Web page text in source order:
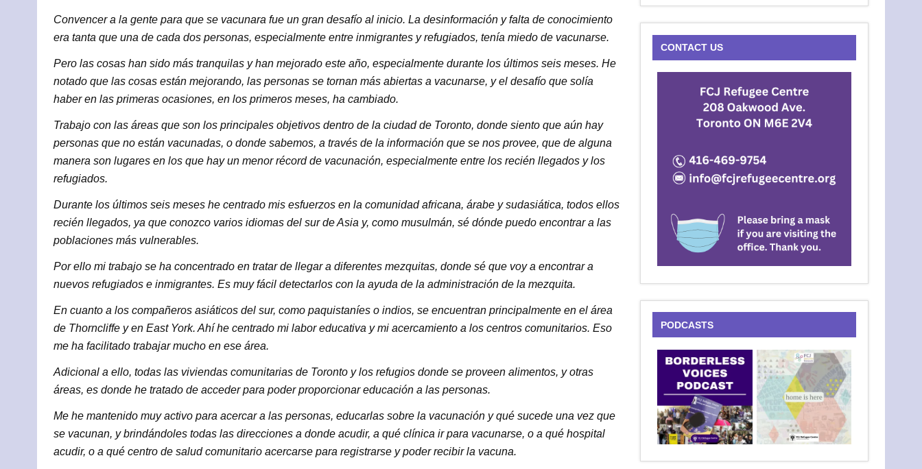
Convencer a la gente para que se vacunara fue un gran desafío al inicio. La desinformación y falta de conocimiento
era tanta que una de cada dos personas, especialmente entre inmigrantes y refugiados, tenía miedo de vacunarse.
Pero las cosas han sido más tranquilas y han mejorado este año, especialmente durante los últimos seis meses. He
notado que las cosas están mejorando, las personas se tornan más abiertas a vacunarse, y el desafío que solía
haber en las primeras ocasiones, en los primeros meses, ha cambiado.
Trabajo con las áreas que son los principales objetivos dentro de la ciudad de Toronto, donde siento que aún hay
personas que no están vacunadas, o donde sabemos, a través de la información que se nos provee, que de alguna
manera son lugares en los que hay un menor récord de vacunación, especialmente entre los recién llegados y los
refugiados.
Durante los últimos seis meses he centrado mis esfuerzos en la comunidad africana, árabe y sudasiática, todos ellos
recién llegados, ya que conozco varios idiomas del sur de Asia y, como musulmán, sé dónde puedo encontrar a las
poblaciones más vulnerables.
Por ello mi trabajo se ha concentrado en tratar de llegar a diferentes mezquitas, donde sé que voy a encontrar a
nuevos refugiados e inmigrantes. Es muy fácil detectarlos con la ayuda de la administración de la mezquita.
En cuanto a los compañeros asiáticos del sur, como paquistaníes o indios, se encuentran principalmente en el área
de Thorncliffe y en East York. Ahí he centrado mi labor educativa y mi acercamiento a los centros comunitarios. Eso
me ha facilitado trabajar mucho en ese área.
Adicional a ello, todas las viviendas comunitarias de Toronto y los refugios donde se proveen alimentos, y otras
áreas, es donde he tratado de acceder para poder proporcionar educación a las personas.
Me he mantenido muy activo para acercar a las personas, educarlas sobre la vacunación y qué sucede una vez que
se vacunan, y brindándoles todas las direcciones a donde acudir, a qué clínica ir para vacunarse, o a qué hospital
acudir, o a qué centro de salud comunitario acercarse para registrarse y poder recibir la vacuna.
CONTACT US
PODCASTS